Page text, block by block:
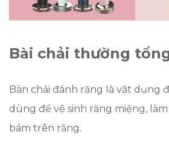
Bài chải thường
Bàn chải đánh răng là vật dụng
dùng để vệ sinh răng miệng, làm
bám trên răng.